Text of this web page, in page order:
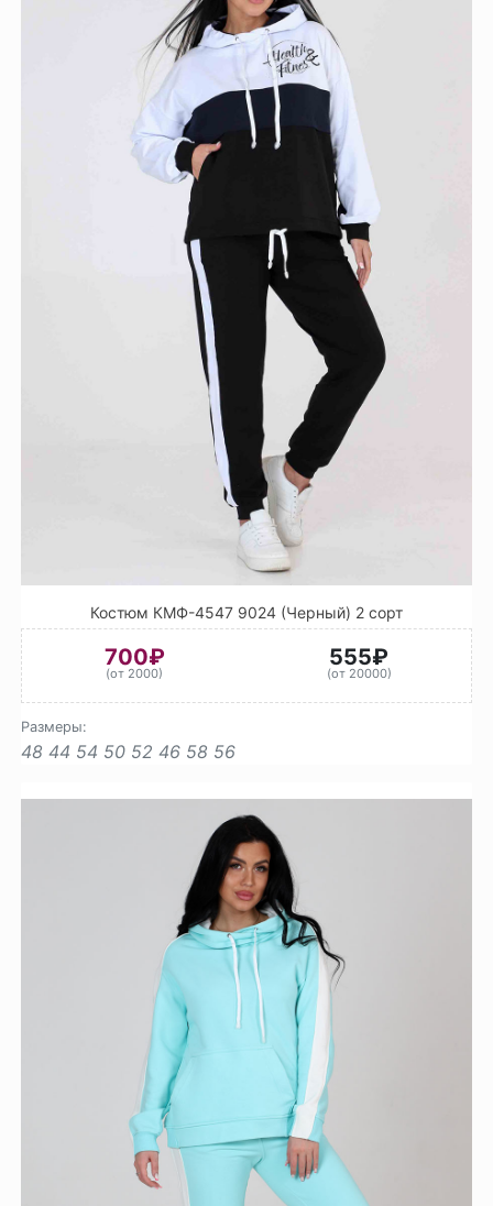
Костюм КМФ-4547 9024 (Черный) 2 сорт
700₽
(от 2000)
555₽
(от 20000)
Размеры:
48 44 54 50 52 46 58 56